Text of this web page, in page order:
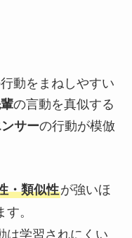
動をまねしやすい
の言動を真似する
サーの行動が模倣
・類似性が強いほ
。
は学習されにくい